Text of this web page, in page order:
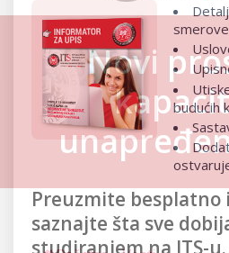
Novi
budućih
Preuzmite
saznajte šta sve
studiranjem na ITS-u.